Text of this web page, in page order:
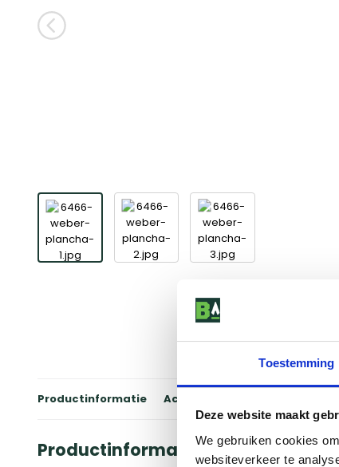
Toestemming
Deze website maakt
We gebruiken cookies
websiteverkeer te
Productinformatie Accessoires
Productinformatie